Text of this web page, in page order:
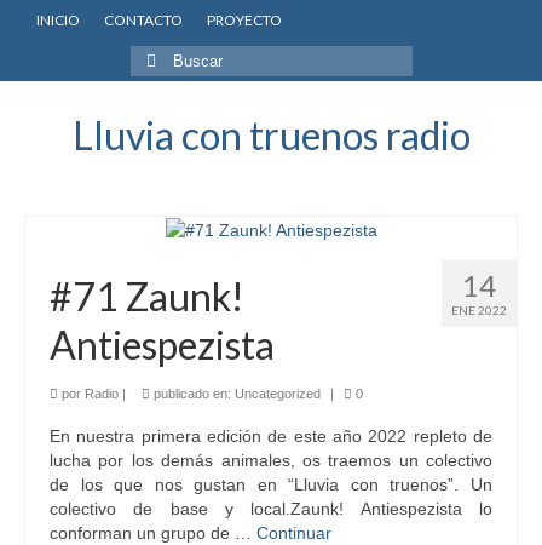
INICIO CONTACTO PROYECTO
Buscar
por:
Lluvia con truenos radio
14
ENE 2022
#71 Zaunk!
Antiespezista
por Radio publicado en: Uncategorized 0
En nuestra primera edición de este año 2022 repleto de
lucha por los demás animales, os traemos un colectivo
de los que nos gustan en “Lluvia con truenos”. Un
colectivo de base y local.Zaunk! Antiespezista lo
conforman un grupo de … Continuar